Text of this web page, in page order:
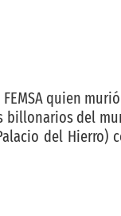
quien
billonarios del
del Hierro)